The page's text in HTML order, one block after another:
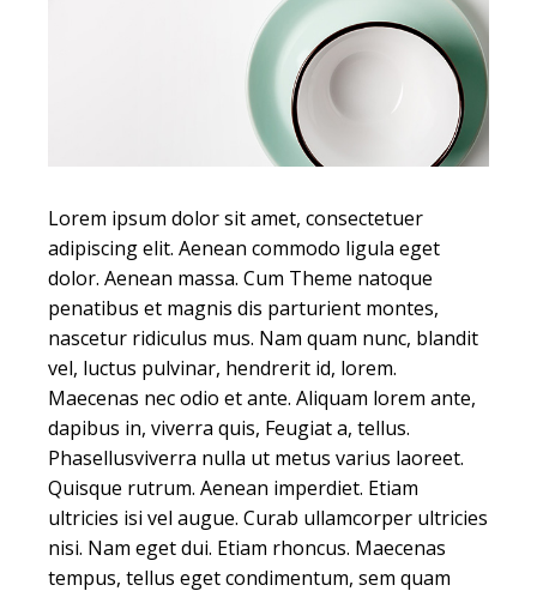
Lorem ipsum dolor sit amet, consectetuer
adipiscing elit. Aenean commodo ligula eget
dolor. Aenean massa. Cum Theme natoque
penatibus et magnis dis parturient montes,
nascetur ridiculus mus. Nam quam nunc, blandit
vel, luctus pulvinar, hendrerit id, lorem.
Maecenas nec odio et ante. Aliquam lorem ante,
dapibus in, viverra quis, Feugiat a, tellus.
Phasellusviverra nulla ut metus varius laoreet.
Quisque rutrum. Aenean imperdiet. Etiam
ultricies isi vel augue. Curab ullamcorper ultricies
nisi. Nam eget dui. Etiam rhoncus. Maecenas
tempus, tellus eget condimentum, sem quam